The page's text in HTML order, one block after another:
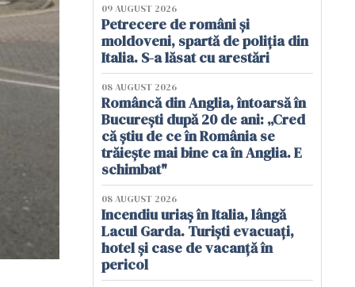
09 AUGUST 2026
Petrecere de români și
moldoveni, spartă de poliția din
Italia. S-a lăsat cu arestări
08 AUGUST 2026
Româncă din Anglia, întoarsă în
București după 20 de ani: „Cred
că știu de ce în România se
trăiește mai bine ca în Anglia. E
schimbat"
08 AUGUST 2026
Incendiu uriaș în Italia, lângă
Lacul Garda. Turiști evacuați,
hotel și case de vacanță în
pericol